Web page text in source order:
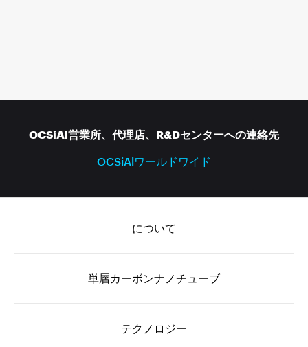
OCSiAl営業所、代理店、R&Dセンターへの連絡先
OCSiAlワールドワイド
について
単層カーボンナノチューブ
テクノロジー